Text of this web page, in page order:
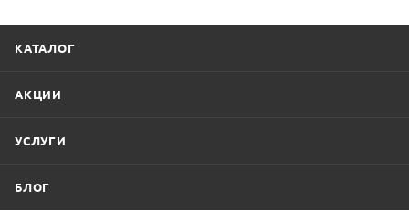
КАТАЛОГ
АКЦИИ
УСЛУГИ
БЛОГ